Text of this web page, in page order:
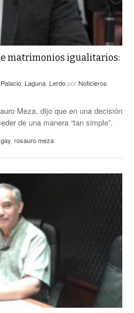
matrimonios igualitarios:
Laguna LerdoporNoticieros
Meza, dijo que en una decisión
de una manera “tan simple”.
rosauro meza